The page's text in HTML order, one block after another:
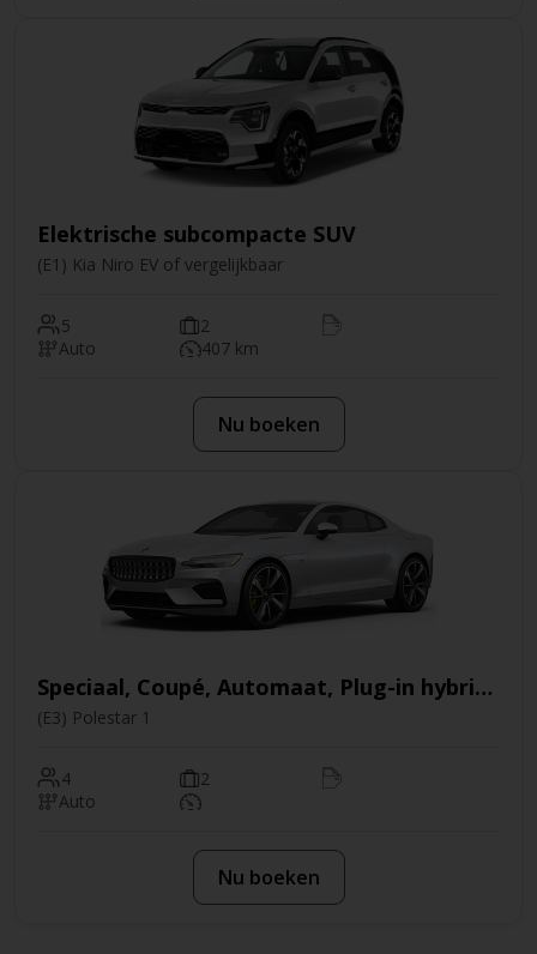
Elektrische subcompacte SUV
(E1) Kia Niro EV of vergelijkbaar
5
2
Auto
407 km
Nu boeken
Speciaal, Coupé, Automaat, Plug-in hybride
(E3) Polestar 1
4
2
Auto
Nu boeken